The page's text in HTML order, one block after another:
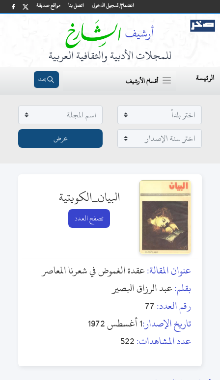
مواقع صديقة اتصل بنا انضمام/ تسجيل الدخول
للمجلات الأدبية والثقافية العربية
الرئيسة أقسام الأرشيف بحث
البيان_الكويتية
تصفح العدد
عنوان المقالة:عقدة الغموض في شعرنا المعاصر
بقلم:عبد الرزاق البصير
رقم العدد:77
تاريخ الإصدار:1 أغسطس 1972
عدد المشاهدات:522